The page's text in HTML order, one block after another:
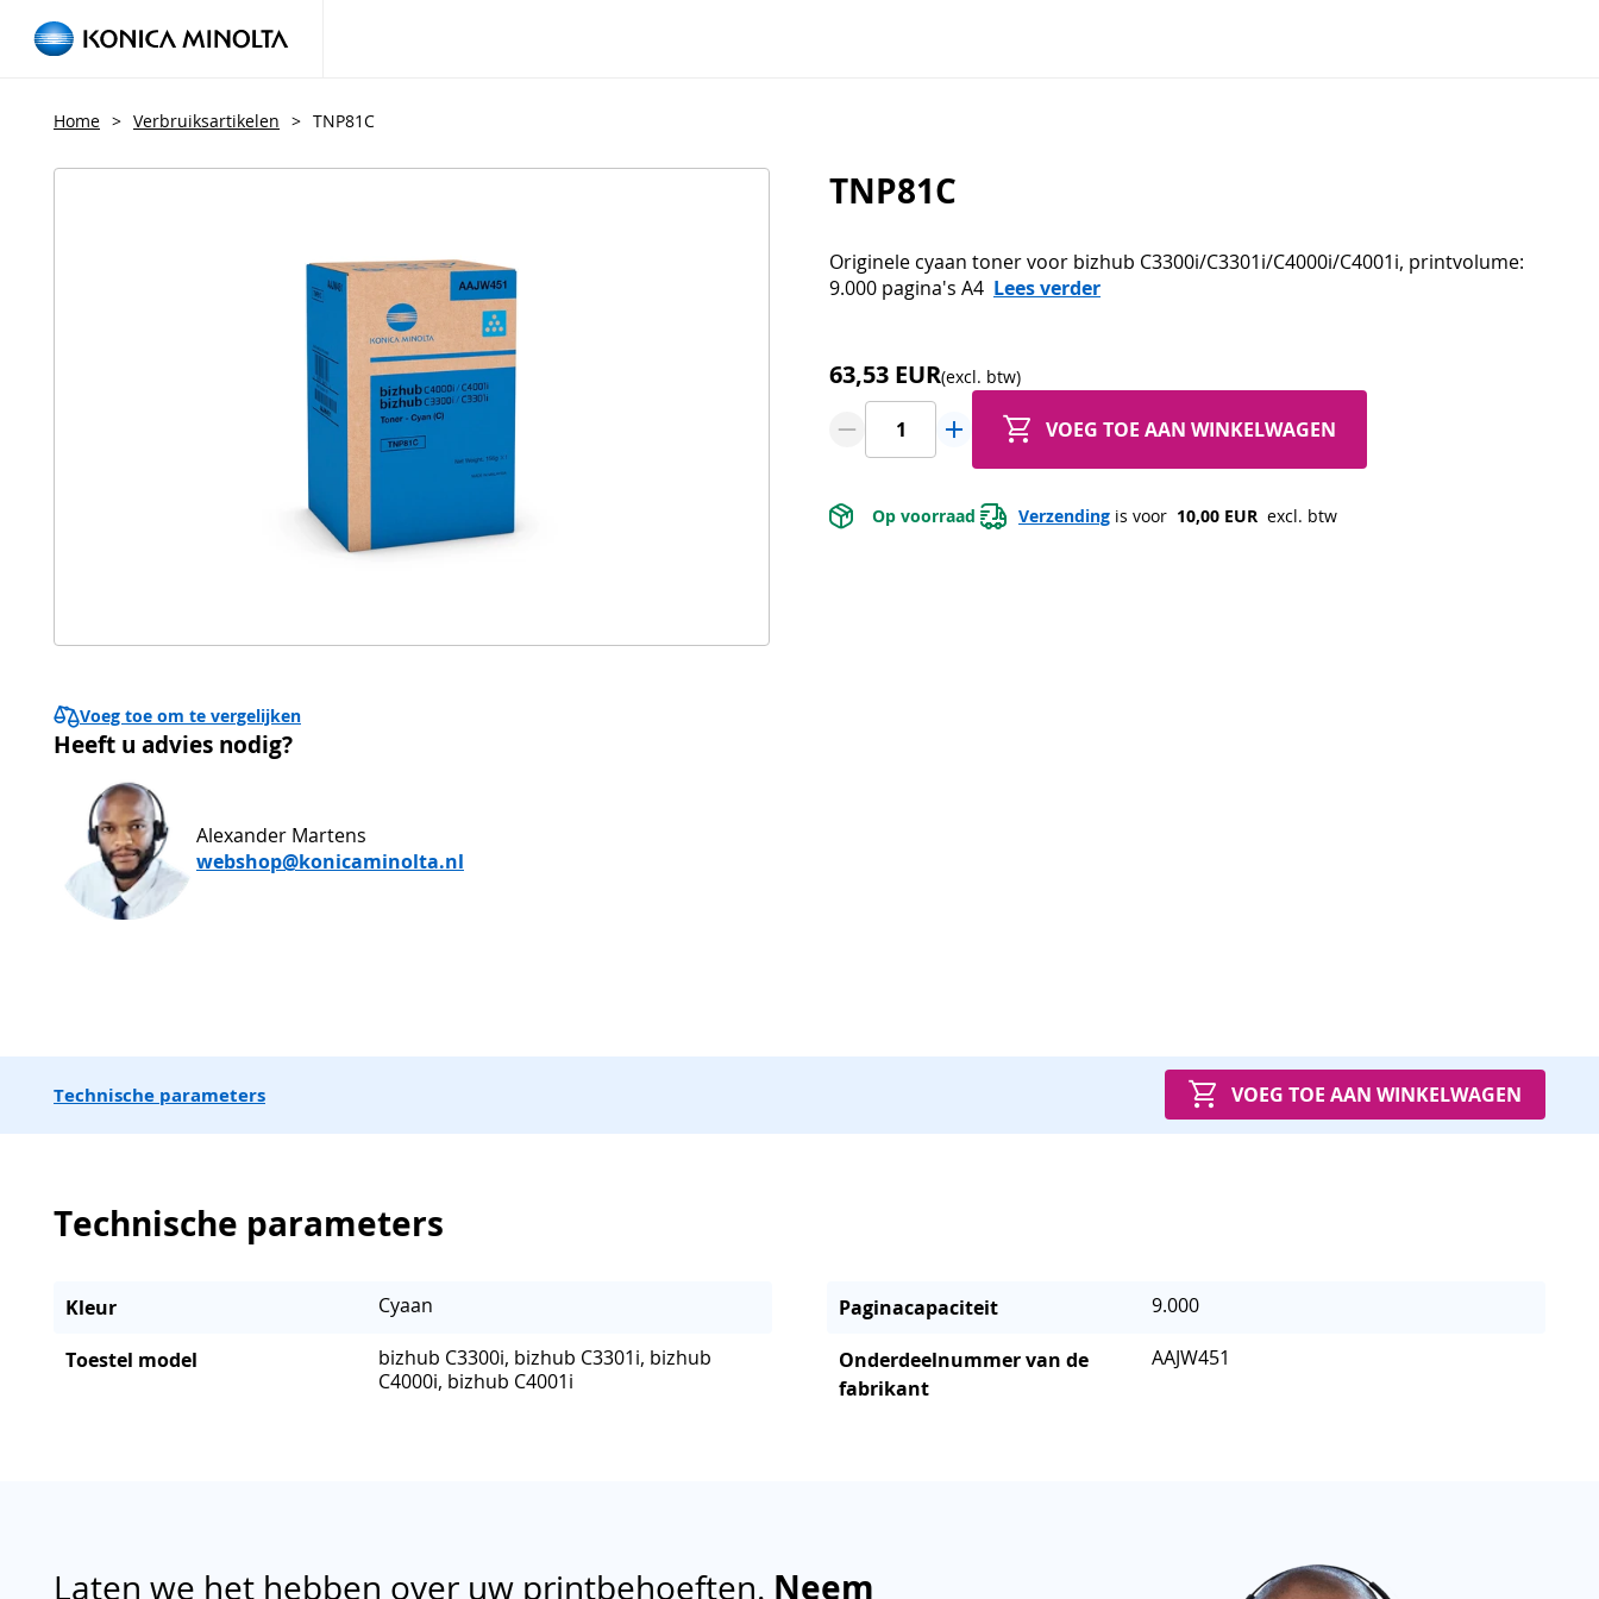
Home > Verbruiksartikelen > TNP81C
TNP81C
Originele cyaan toner voor bizhub C3300i/C3301i/C4000i/C4001i, printvolume:
9.000 pagina's A4 Lees verder
63,53 EUR(excl. btw)
VOEG TOE AAN WINKELWAGEN
Op voorraad Verzending is voor 10,00 EUR excl. btw
Voeg toe om te vergelijken
Heeft u advies nodig?
Alexander Martens
webshop@konicaminolta.nl
Technische parameters VOEG TOE AAN WINKELWAGEN
Technische parameters
Kleur Cyaan Paginacapaciteit 9.000
Toestel model
bizhub C3300i, bizhub C3301i, bizhub
C4000i, bizhub C4001i
Onderdeelnummer van de
fabrikant
AAJW451
Laten we het hebben over uw printbehoeften. Neem